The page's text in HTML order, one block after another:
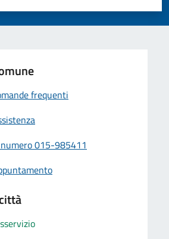
5 stelle su 5
su 5
su 5
5
frequenti
015-985411